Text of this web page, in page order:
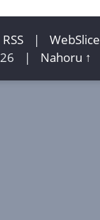
RSS |
WebSlice
| Nahoru ↑